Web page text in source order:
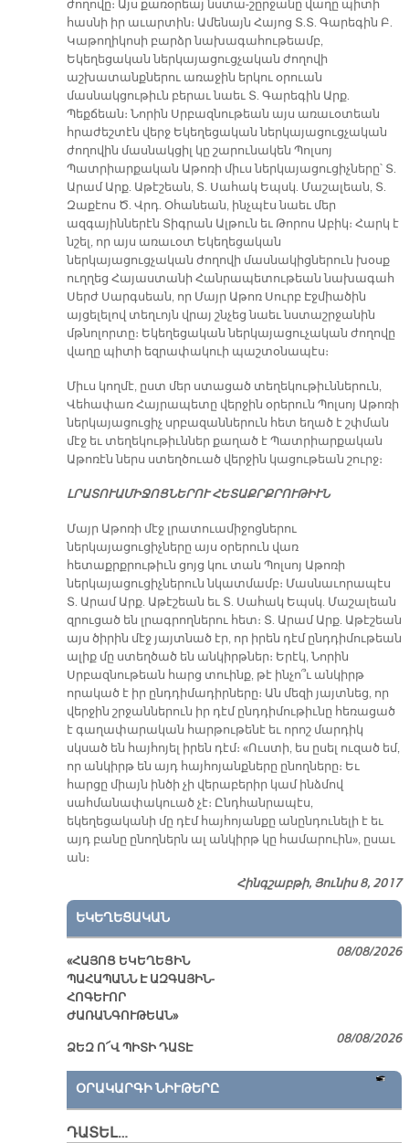
ժողովը։ Այս քառօրեայ նստա-շըրջանը վաղը պիտի
հասնի իր աւարտին։ Ամենայն Հայոց Տ.Տ. Գարեգին Բ.
Կաթողիկոսի բարձր նախագահութեամբ,
Եկեղեցական ներկայացուցչական ժողովի
աշխատանքներու առաջին երկու օրուան
մասնակցութիւն բերաւ նաեւ Տ. Գարեգին Արք.
Պեքճեան։ Նորին Սրբազնութեան այս առաւօտեան
հրաժեշտէն վերջ Եկեղեցական ներկայացուցչական
ժողովին մասնակցիլ կը շարունակեն Պոլսոյ
Պատրիարքական Աթոռի միւս ներկայացուցիչները՝ Տ.
Արամ Արք. Աթէշեան, Տ. Սահակ Եպսկ. Մաշալեան, Տ.
Զաքէոս Ծ. Վրդ. Օհանեան, ինչպէս նաեւ մեր
ազգայիններէն Տիգրան Ալթուն եւ Թորոս Աբիկ։ Հարկ է
նշել, որ այս առաւօտ Եկեղեցական
ներկայացուցչական ժողովի մասնակիցներուն խօսք
ուղղեց Հայաստանի Հանրապետութեան նախագահ
Սերժ Սարգսեան, որ Մայր Աթոռ Սուրբ Էջմիածին
այցելելով տեղւոյն վրայ շնչեց նաեւ նստաշրջանին
մթնոլորտը։ Եկեղեցական ներկայացուչական ժողովը
վաղը պիտի եզրափակուի պաշտօնապէս։
Միւս կողմէ, ըստ մեր ստացած տեղեկութիւններուն,
Վեհափառ Հայրապետը վերջին օրերուն Պոլսոյ Աթոռի
ներկայացուցիչ սրբազաններուն հետ եղած է շփման
մէջ եւ տեղեկութիւններ քաղած է Պատրիարքական
Աթոռէն ներս ստեղծուած վերջին կացութեան շուրջ։
ԼՐԱՏՈՒԱՄԻՋՈՑՆԵՐՈՒ ՀԵՏԱՔՐՔՐՈՒԹԻՒՆ
Մայր Աթոռի մէջ լրատուամիջոցներու
ներկայացուցիչները այս օրերուն վառ
հետաքրքրութիւն ցոյց կու տան Պոլսոյ Աթոռի
ներկայացուցիչներուն նկատմամբ։ Մասնաւորապէս
Տ. Արամ Արք. Աթէշեան եւ Տ. Սահակ Եպսկ. Մաշալեան
զրուցած են լրագրողներու հետ։ Տ. Արամ Արք. Աթէշեան
այս ծիրին մէջ յայտնած էր, որ իրեն դէմ ընդդիմութեան
ալիք մը ստեղծած են անկիրթներ։ Երէկ, Նորին
Սրբազնութեան հարց տուինք, թէ ինչո՞ւ անկիրթ
որակած է իր ընդդիմադիրները։ Ան մեզի յայտնեց, որ
վերջին շրջաններուն իր դէմ ընդդիմութիւնը հեռացած
է գաղափարական հարթութենէ եւ որոշ մարդիկ
սկսած են հայհոյել իրեն դէմ։ «Ուստի, ես ըսել ուզած եմ,
որ անկիրթ են այդ հայհոյանքները ընողները։ Եւ
հարցը միայն ինծի չի վերաբերիր կամ ինձմով
սահմանափակուած չէ։ Ընդհանրապէս,
եկեղեցականի մը դէմ հայհոյանքը անընդունելի է եւ
այդ բանը ընողներն ալ անկիրթ կը համարուին», ըսաւ
ան։
Հինգշաբթի, Յունիս 8, 2017
ԵԿԵՂԵՑԱԿԱՆ
«ՀԱՅՈՑ ԵԿԵՂԵՑԻՆ
ՊԱՀԱՊԱՆՆ Է ԱԶԳԱՅԻՆ-
ՀՈԳԵՒՈՐ
ԺԱՌԱՆԳՈՒԹԵԱՆ»
08/08/2026
ՁԵԶ Ո՜Վ ՊԻՏԻ ԴԱՏԷ
08/08/2026
ՕՐԱԿԱՐԳԻ ՆԻՒԹԵՐԸ
ԴԱՏԵԼ…